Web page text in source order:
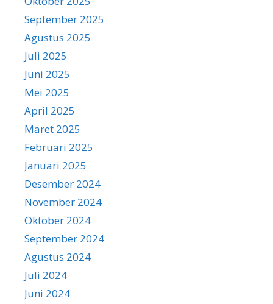
September 2025
Agustus 2025
Juli 2025
Juni 2025
Mei 2025
April 2025
Maret 2025
Februari 2025
Januari 2025
Desember 2024
November 2024
Oktober 2024
September 2024
Agustus 2024
Juli 2024
Juni 2024